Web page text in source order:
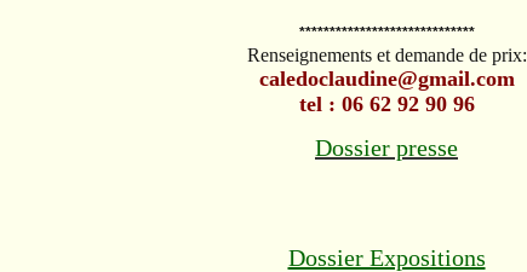
*****************************
Renseignements et demande de prix:
caledoclaudine@gmail.com
tel : 06 62 92 90 96
Dossier presse
Dossier Expositions